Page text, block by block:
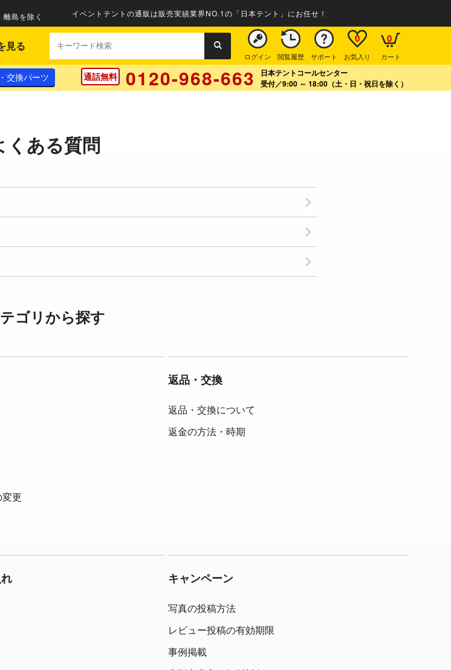
イベントテントの通販は販売実績業界NO.1の「日本テント」にお任せ！
島を除く
見る
ログイン 閲覧履歴 サポート お気入り
0
カート
0
交換パーツ 通話無料 0120-968-663
日本テントコールセンター
受付／9:00 ～ 18:00（土・日・祝日を除く）
くある質問
ゴリから探す
更
返品・交換
返品・交換について
返金の方法・時期
キャンペーン
写真の投稿方法
レビュー投稿の有効期限
事例掲載